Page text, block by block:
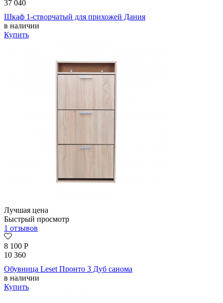
37 040
Шкаф 1-створчатый для прихожей Дания
в наличии
Купить
Лучшая цена
Быстрый просмотр
1 отзывов
8 100 Р
10 360
Обувница Leset Пронто 3 Дуб санома
в наличии
Купить